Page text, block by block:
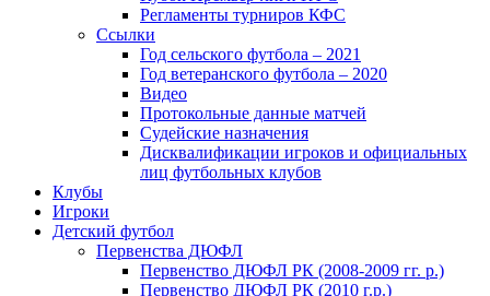
Регламенты турниров КФС
Ссылки
Год сельского футбола – 2021
Год ветеранского футбола – 2020
Видео
Протокольные данные матчей
Судейские назначения
Дисквалификации игроков и официальных
лиц футбольных клубов
Клубы
Игроки
Детский футбол
Первенства ДЮФЛ
Первенство ДЮФЛ РК (2008-2009 гг. р.)
Первенство ДЮФЛ РК (2010 г.р.)